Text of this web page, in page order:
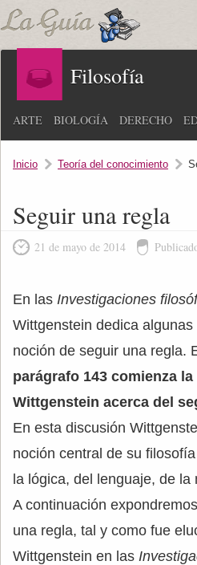
Filosofía
ARTE BIOLOGÍA DERECHO
Inicio Teoría del conocimiento
Seguir una regla
21 de mayo de 2014
En las Investigaciones
Wittgenstein dedica
noción de seguir una regla.
parágrafo 143 comienza
Wittgenstein acerca del
En esta discusión
noción central de su
la lógica, del lenguaje, de
A continuación
una regla, tal y como fue
Wittgenstein en las